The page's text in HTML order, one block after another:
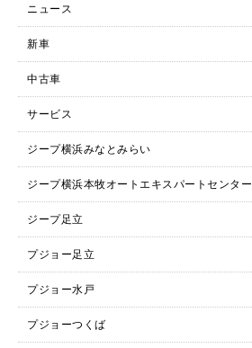
ニュース
新車
中古車
サービス
ジープ横浜みなとみらい
ジープ横浜本牧オートエキスパートセンター
ジープ足立
プジョー足立
プジョー水戸
プジョーつくば